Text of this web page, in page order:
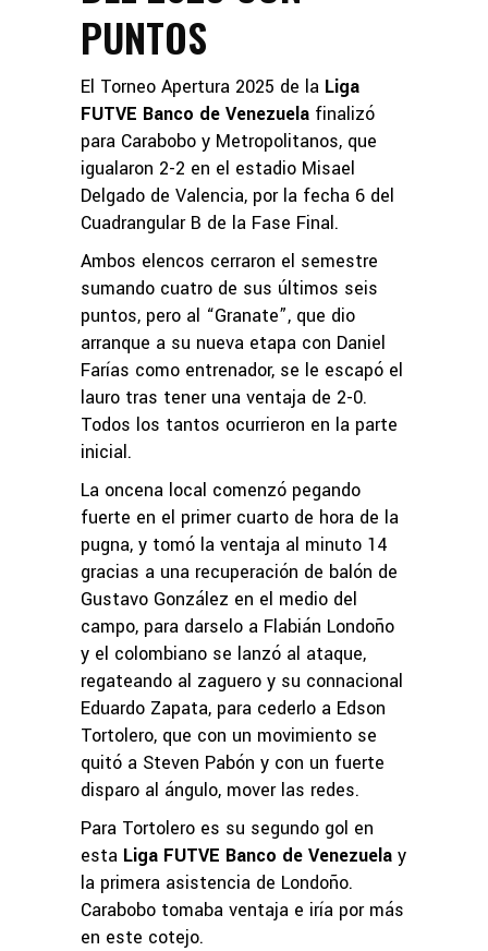
PUNTOS
El Torneo Apertura 2025 de la Liga
FUTVE Banco de Venezuela finalizó
para Carabobo y Metropolitanos, que
igualaron 2-2 en el estadio Misael
Delgado de Valencia, por la fecha 6 del
Cuadrangular B de la Fase Final.
Ambos elencos cerraron el semestre
sumando cuatro de sus últimos seis
puntos, pero al “Granate”, que dio
arranque a su nueva etapa con Daniel
Farías como entrenador, se le escapó el
lauro tras tener una ventaja de 2-0.
Todos los tantos ocurrieron en la parte
inicial.
La oncena local comenzó pegando
fuerte en el primer cuarto de hora de la
pugna, y tomó la ventaja al minuto 14
gracias a una recuperación de balón de
Gustavo González en el medio del
campo, para darselo a Flabián Londoño
y el colombiano se lanzó al ataque,
regateando al zaguero y su connacional
Eduardo Zapata, para cederlo a Edson
Tortolero, que con un movimiento se
quitó a Steven Pabón y con un fuerte
disparo al ángulo, mover las redes.
Para Tortolero es su segundo gol en
esta Liga FUTVE Banco de Venezuela y
la primera asistencia de Londoño.
Carabobo tomaba ventaja e iría por más
en este cotejo.